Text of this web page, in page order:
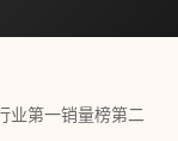
业第一销量榜第二